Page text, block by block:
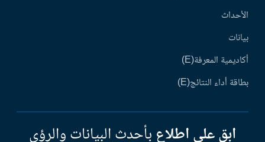
الأحداث
بيانات
أكاديمية المعرفة(E)
بطاقة أداء النتائج(E)
ابق على اطلاع بأحدث البيانات والرؤى